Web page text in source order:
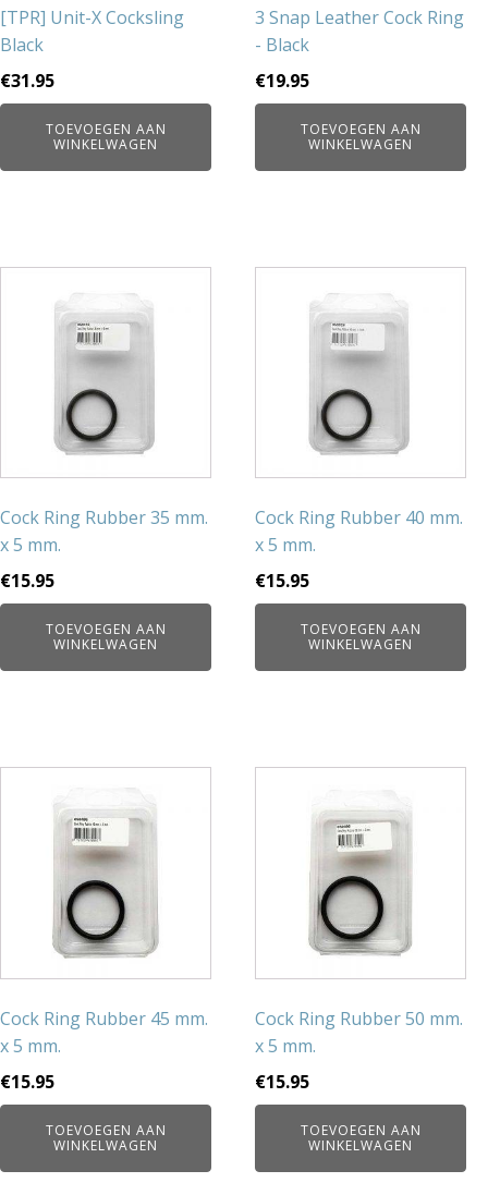
[TPR] Unit-X Cocksling
Black
€31.95
TOEVOEGEN AAN
WINKELWAGEN
3 Snap Leather Cock Ring
- Black
€19.95
TOEVOEGEN AAN
WINKELWAGEN
Cock Ring Rubber 35 mm.
x 5 mm.
€15.95
TOEVOEGEN AAN
WINKELWAGEN
Cock Ring Rubber 40 mm.
x 5 mm.
€15.95
TOEVOEGEN AAN
WINKELWAGEN
Cock Ring Rubber 45 mm.
x 5 mm.
€15.95
TOEVOEGEN AAN
WINKELWAGEN
Cock Ring Rubber 50 mm.
x 5 mm.
€15.95
TOEVOEGEN AAN
WINKELWAGEN